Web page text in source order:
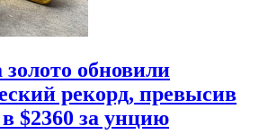
обновили
рекорд, превысив
$2360 за унцию